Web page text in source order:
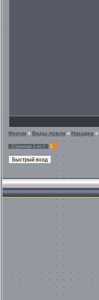
Форум» Виды ловли »Насадки »
Страница 1 из 1 1